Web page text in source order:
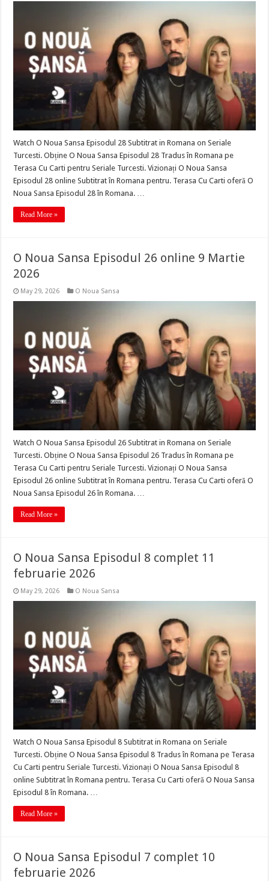
Watch O Noua Sansa Episodul 28 Subtitrat in Romana on Seriale
Turcesti. Obține O Noua Sansa Episodul 28 Tradus în Romana pe
Terasa Cu Carti pentru Seriale Turcesti. Vizionați O Noua Sansa
Episodul 28 online Subtitrat în Romana pentru. Terasa Cu Carti oferă O
Noua Sansa Episodul 28 în Romana. …
Read More »
O Noua Sansa Episodul 26 online 9 Martie
2026
May 29, 2026 O Noua Sansa
Watch O Noua Sansa Episodul 26 Subtitrat in Romana on Seriale
Turcesti. Obține O Noua Sansa Episodul 26 Tradus în Romana pe
Terasa Cu Carti pentru Seriale Turcesti. Vizionați O Noua Sansa
Episodul 26 online Subtitrat în Romana pentru. Terasa Cu Carti oferă O
Noua Sansa Episodul 26 în Romana. …
Read More »
O Noua Sansa Episodul 8 complet 11
februarie 2026
May 29, 2026 O Noua Sansa
Watch O Noua Sansa Episodul 8 Subtitrat in Romana on Seriale
Turcesti. Obține O Noua Sansa Episodul 8 Tradus în Romana pe Terasa
Cu Carti pentru Seriale Turcesti. Vizionați O Noua Sansa Episodul 8
online Subtitrat în Romana pentru. Terasa Cu Carti oferă O Noua Sansa
Episodul 8 în Romana. …
Read More »
O Noua Sansa Episodul 7 complet 10
februarie 2026